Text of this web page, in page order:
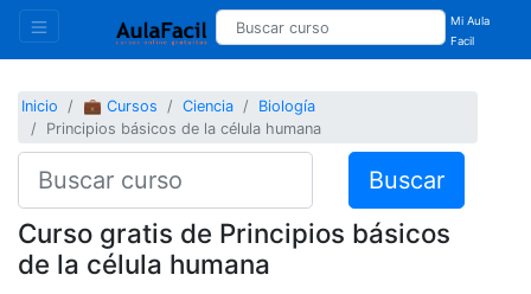
Mi Aula
Facil
Inicio 💼 Cursos Ciencia
Biología
Principios básicos de la célula humana
Buscar
Curso gratis de Principios básicos
de la célula humana